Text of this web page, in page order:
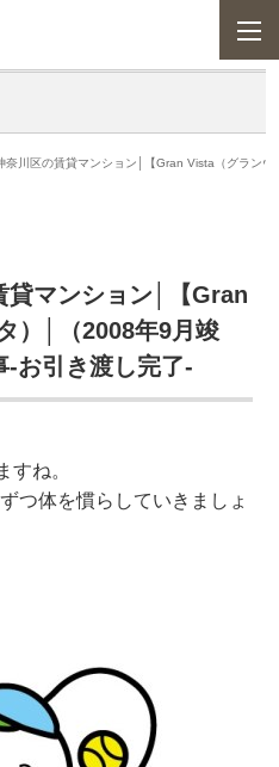
川区の賃貸マンション│【Gran Vista（グラン
マンション│【Gran
）│（2008年9月竣
-お引き渡し完了-
すね。
つ体を慣らしていきましょ